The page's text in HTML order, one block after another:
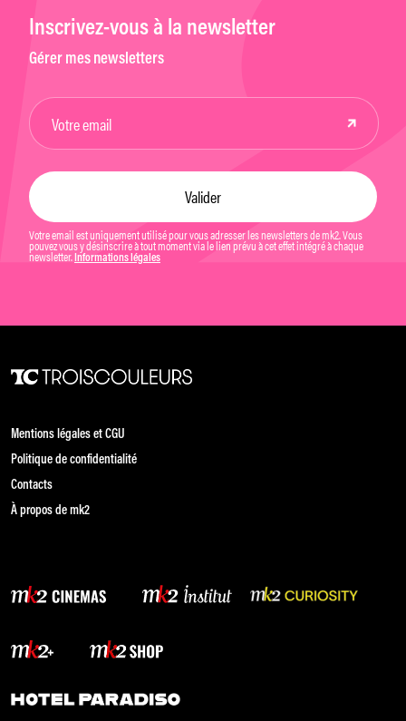
Inscrivez-vous à la newsletter
Gérer mes newsletters
Votre email est uniquement utilisé pour vous adresser les newsletters de mk2. Vous
pouvez vous y désinscrire à tout moment via le lien prévu à cet effet intégré à chaque
newsletter. Informations légales
Mentions légales et CGU
Politique de confidentialité
Contacts
À propos de mk2